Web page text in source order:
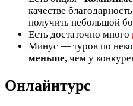
качестве
получить небольшой
Есть достаточно много
Минус — туров по
меньше, чем у
Онлайнтурс